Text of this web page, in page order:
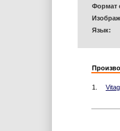
Формат
Язык:
1.